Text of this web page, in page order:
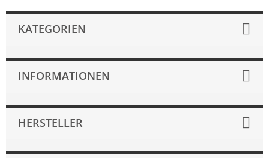
KATEGORIEN
INFORMATIONEN
HERSTELLER